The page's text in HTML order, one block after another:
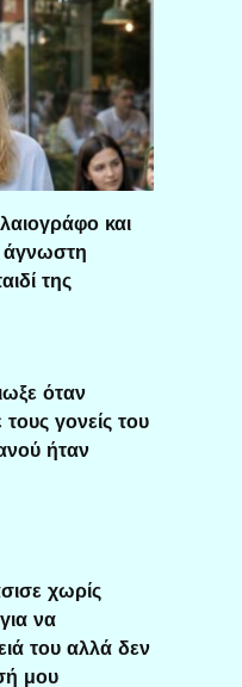
και
άγνωστη
της
όταν
γονείς του
ήταν
χωρίς
να
του αλλά δεν
μου